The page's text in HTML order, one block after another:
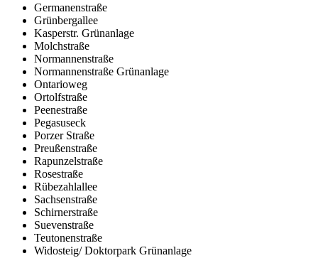
Germanenstraße
Grünbergallee
Kasperstr. Grünanlage
Molchstraße
Normannenstraße
Normannenstraße Grünanlage
Ontarioweg
Ortolfstraße
Peenestraße
Pegasuseck
Porzer Straße
Preußenstraße
Rapunzelstraße
Rosestraße
Rübezahlallee
Sachsenstraße
Schirnerstraße
Suevenstraße
Teutonenstraße
Widosteig/ Doktorpark Grünanlage